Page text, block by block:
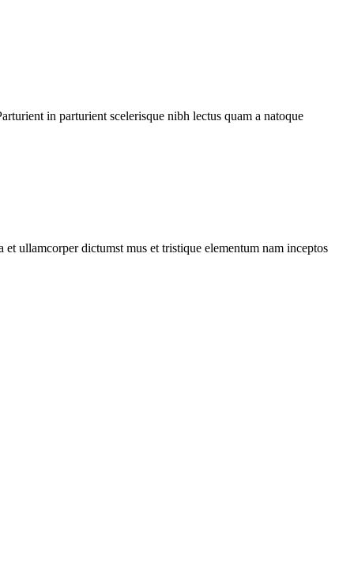
in parturient scelerisque nibh lectus quam a natoque
ullamcorper dictumst mus et tristique elementum nam inceptos